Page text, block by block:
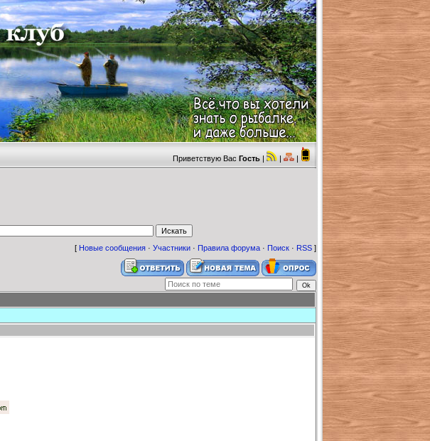
Приветствую Вас Гость | | |
[ Новые сообщения · Участники · Правила форума · Поиск · RSS ]